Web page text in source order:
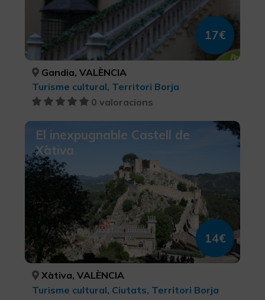
17€
Gandia, VALÈNCIA
Turisme cultural, Territori Borja
0 valoracions
El inexpugnable Castell de
Xàtiva
14€
Xàtiva, VALÈNCIA
Turisme cultural, Ciutats, Territori Borja